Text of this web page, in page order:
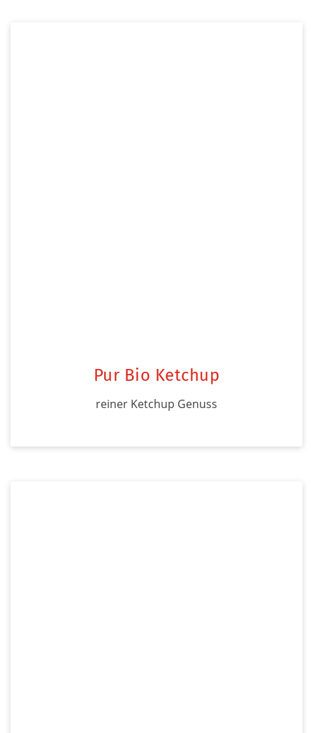
Pur Bio Ketchup
reiner Ketchup Genuss